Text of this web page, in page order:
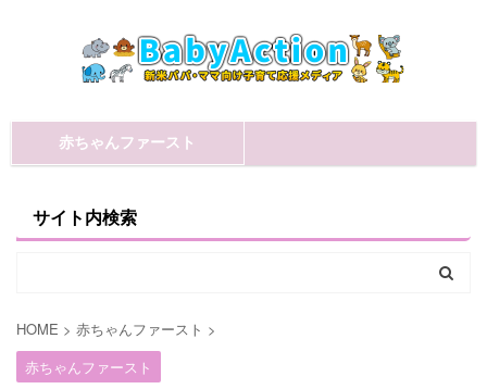
赤ちゃんファースト
サイト内検索
HOME > 赤ちゃんファースト >
赤ちゃんファースト